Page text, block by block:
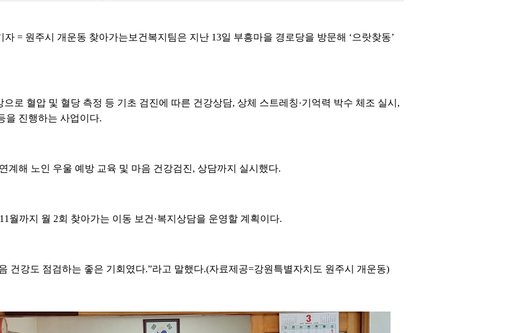
= 원주시 개운동 찾아가는보건복지팀은 지난 13일 부흥마을 경로당을 방문해 ‘으랏찾동’
로 혈압 및 혈당 측정 등 기초 검진에 따른 건강상담, 상체 스트레칭·기억력 박수 체조 실시,
을 진행하는 사업이다.
계해 노인 우울 예방 교육 및 마음 건강검진, 상담까지 실시했다.
월까지 월 2회 찾아가는 이동 보건·복지상담을 운영할 계획이다.
건강도 점검하는 좋은 기회였다.”라고 말했다.(자료제공=강원특별자치도 원주시 개운동)